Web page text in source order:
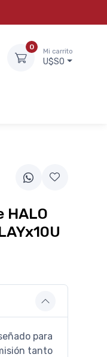
0
Mi carrito
U$S0
para
tanto